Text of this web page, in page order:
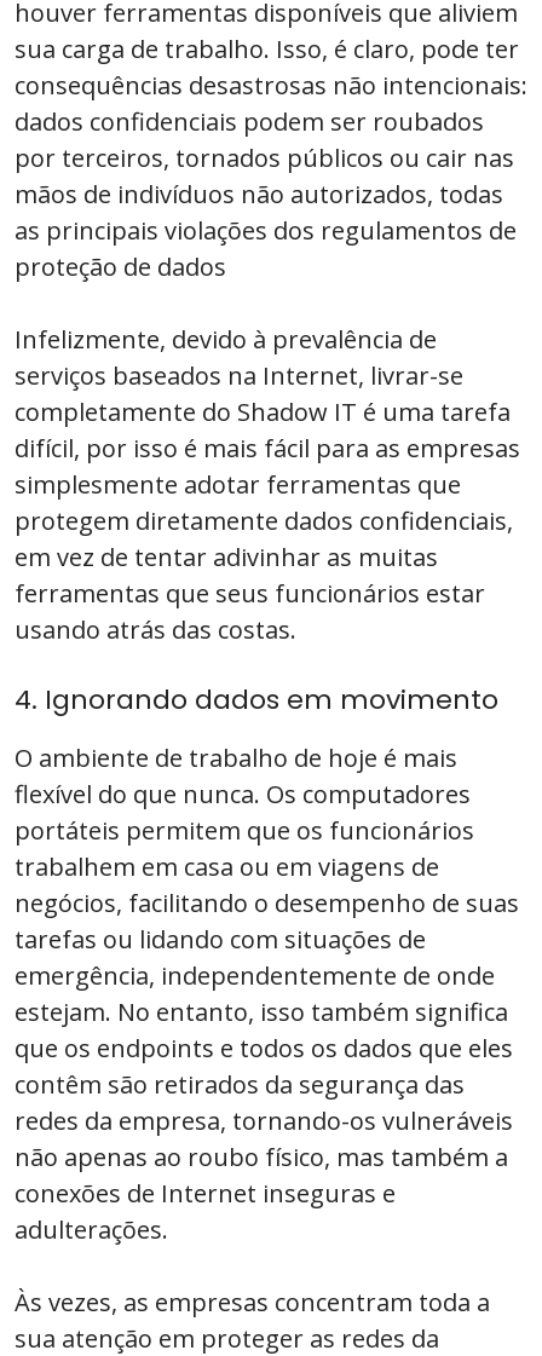
houver ferramentas disponíveis que aliviem
sua carga de trabalho. Isso, é claro, pode ter
consequências desastrosas não intencionais:
dados confidenciais podem ser roubados
por terceiros, tornados públicos ou cair nas
mãos de indivíduos não autorizados, todas
as principais violações dos regulamentos de
proteção de dados
Infelizmente, devido à prevalência de
serviços baseados na Internet, livrar-se
completamente do Shadow IT é uma tarefa
difícil, por isso é mais fácil para as empresas
simplesmente adotar ferramentas que
protegem diretamente dados confidenciais,
em vez de tentar adivinhar as muitas
ferramentas que seus funcionários estar
usando atrás das costas.
4. Ignorando dados em movimento
O ambiente de trabalho de hoje é mais
flexível do que nunca. Os computadores
portáteis permitem que os funcionários
trabalhem em casa ou em viagens de
negócios, facilitando o desempenho de suas
tarefas ou lidando com situações de
emergência, independentemente de onde
estejam. No entanto, isso também significa
que os endpoints e todos os dados que eles
contêm são retirados da segurança das
redes da empresa, tornando-os vulneráveis
não apenas ao roubo físico, mas também a
conexões de Internet inseguras e
adulterações.
Às vezes, as empresas concentram toda a
sua atenção em proteger as redes da